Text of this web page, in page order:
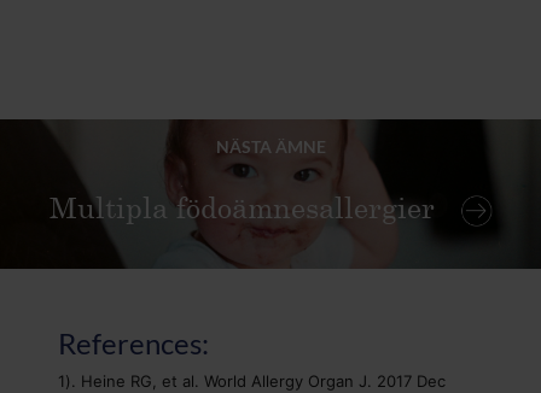
NÄSTA ÄMNE
Multipla födoämnesallergier
References:
1). Heine RG, et al. World Allergy Organ J. 2017 Dec